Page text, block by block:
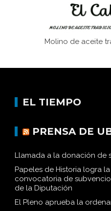
Molino de aceite
EL TIEMPO
PRENSA DE
Llamada a la donación de
Papeles de Historia logra
convocatoria de
de la Diputación
El Pleno aprueba la